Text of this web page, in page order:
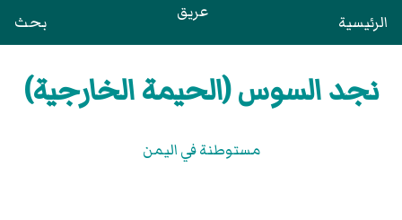
الرئيسية عريق بحث
نجد السوس (الحيمة الخارجية)
مستوطنة في اليمن